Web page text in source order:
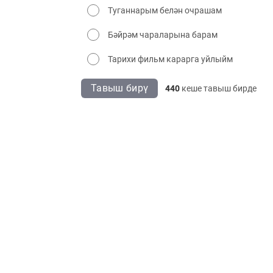
Туганнарым белән очрашам
Бәйрәм чараларына барам
Тарихи фильм карарга уйлыйм
Тавыш бирү 440 кеше тавыш бирде